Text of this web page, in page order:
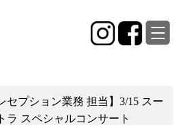
セプション業務 担当】3/15 スー
ラ スペシャルコンサート